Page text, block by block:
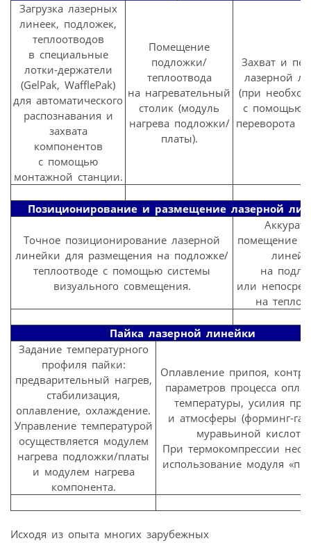
Загрузка лазерных
линеек, подложек,
теплоотводов
в специальные
лотки-держатели
(GelPak, WafflePak)
для автоматического
распознавания и
захвата
компонентов
с помощью
монтажной станции.
Помещение
подложки/
теплоотвода
на нагревательный
столик (модуль
нагрева подложки/
платы).
Захват и
лазерной
(при
с помощью
переворота
Позиционирование и размещение лазерной
Точное позиционирование лазерной
линейки для размещения на подложке/
теплоотводе с помощью системы
визуального совмещения.
помещение
на
или
на
Пайка лазерной линейки
Задание температурного
профиля пайки:
предварительный нагрев,
стабилизация,
оплавление, охлаждение.
Управление температурой
осуществляется модулем
нагрева подложки/платы
и модулем нагрева
компонента.
Оплавление припоя,
параметров процесса
температуры, усилия
и атмосферы (форминг-
муравьиной
При термокомпрессии
использование модуля
Исходя из опыта многих зарубежных